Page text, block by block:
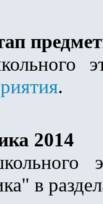
.
2014
в